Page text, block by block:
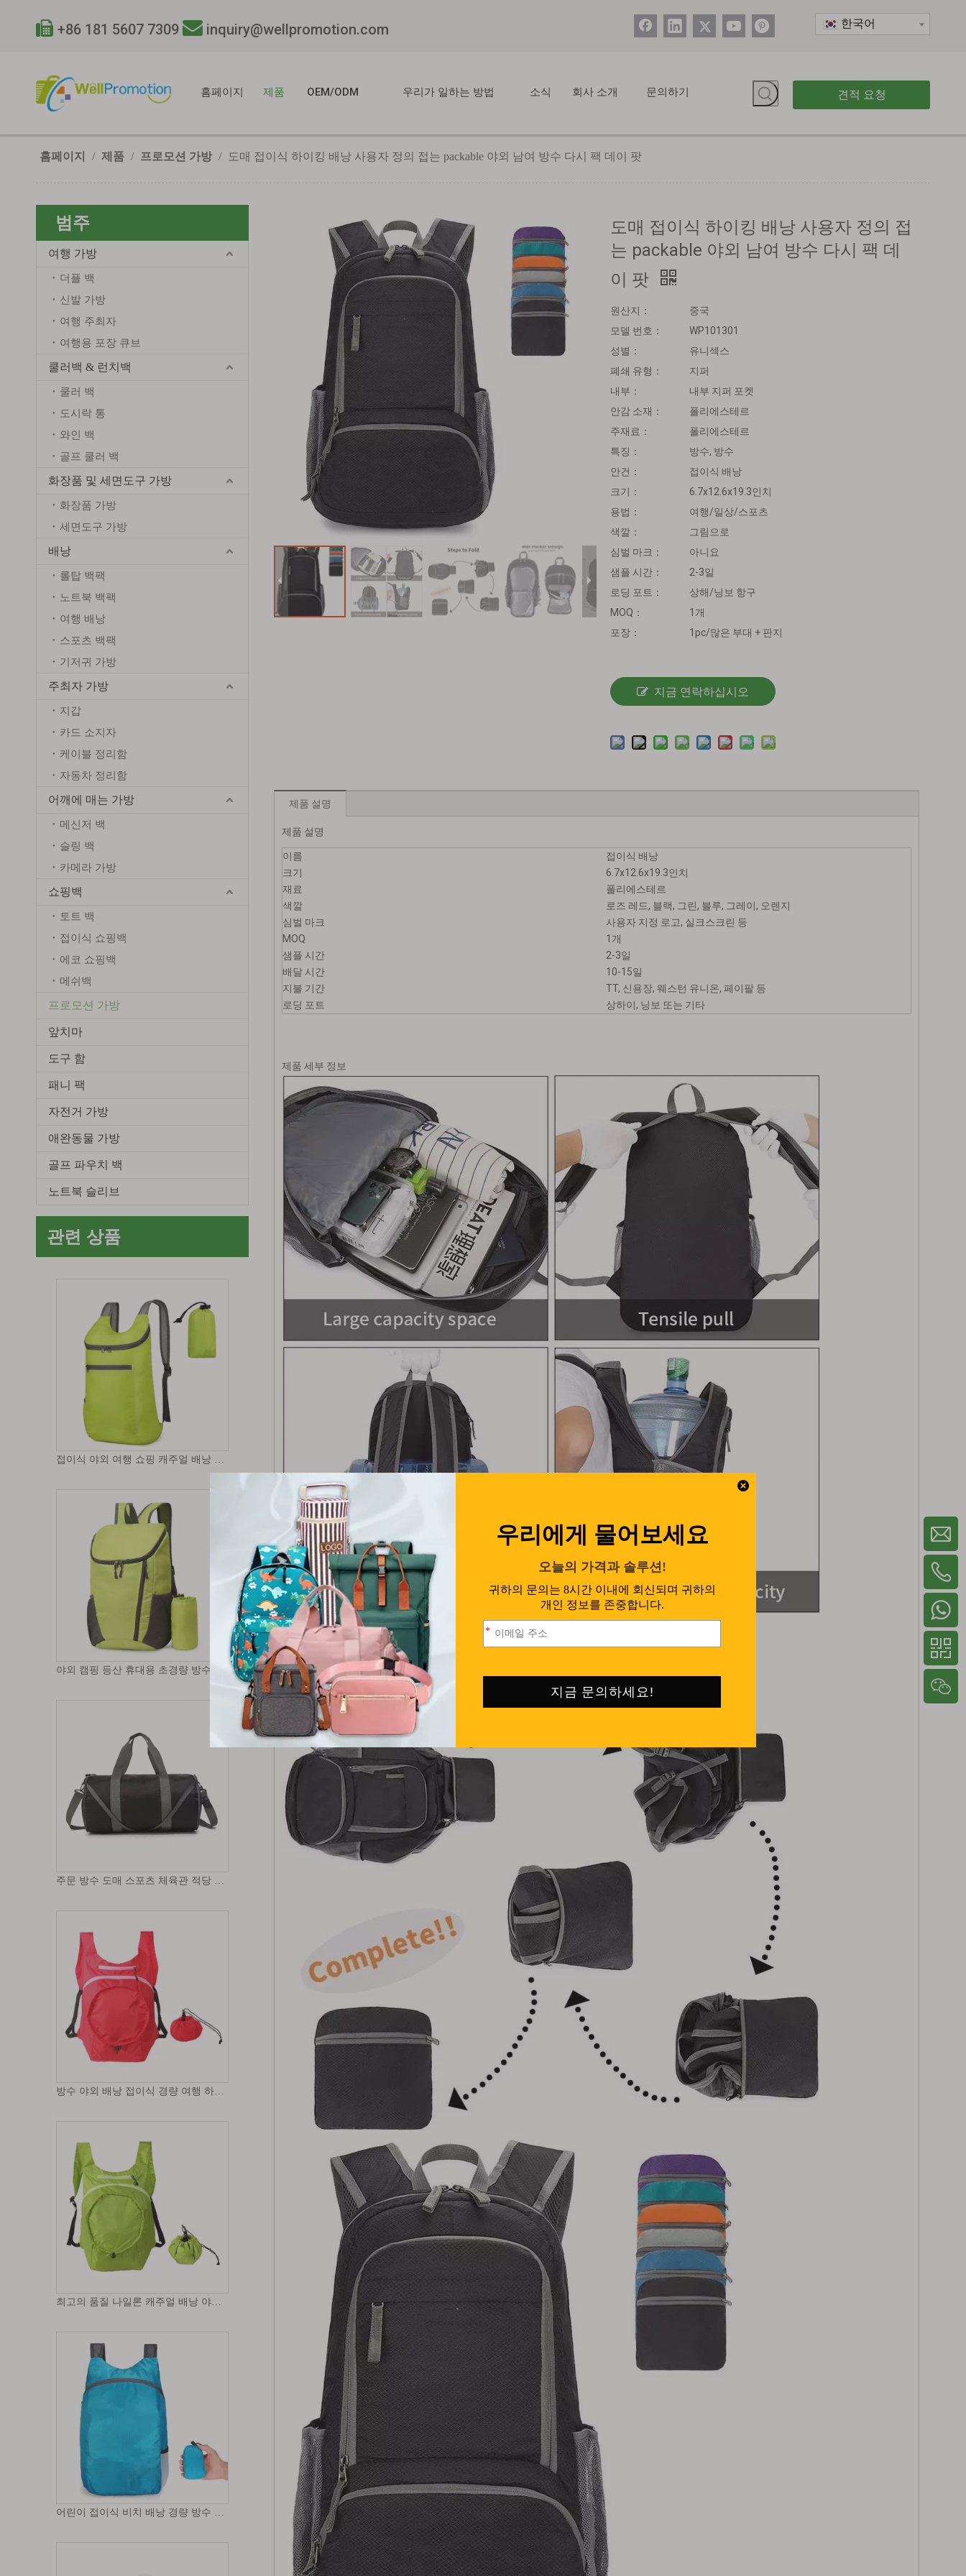
 +86 181 5607 7309  inquiry@wellpromotion.com 한국어
홈페이지 제품 OEM/ODM 우리가 일하는 방법 소식 회사 소개 문의하기 견적 요청
홈페이지 / 제품 / 프로모션 가방 / 도매 접이식 하이킹 배낭 사용자 정의 접는 packable 야외 남여 방수 다시 팩 데이 팟
범주
여행 가방
더플 백
신발 가방
여행 주최자
여행용 포장 큐브
쿨러백 & 런치백
쿨러 백
도시락 통
와인 백
골프 쿨러 백
화장품 및 세면도구 가방
화장품 가방
세면도구 가방
배낭
롤탑 백팩
노트북 백팩
여행 배낭
스포츠 백팩
기저귀 가방
주최자 가방
지갑
카드 소지자
케이블 정리함
자동차 정리함
어깨에 매는 가방
메신저 백
슬링 백
카메라 가방
쇼핑백
토트 백
접이식 쇼핑백
에코 쇼핑백
메쉬백
프로모션 가방
앞치마
도구 함
패니 팩
자전거 가방
애완동물 가방
골프 파우치 백
노트북 슬리브
관련 상품
접이식 야외 여행 쇼핑 캐주얼 배낭 가방 접이식 맞춤형 로고 스포츠 배낭 210d 가방 라이트 데이 팟
도매 접이식 하이킹 배낭 사용자 정의 접
는 packable 야외 남여 방수 다시 팩 데
이 팟
원산지：
중국
모델 번호：
WP101301
성별：
유니섹스
폐쇄 유형：
지퍼
내부：
내부 지퍼 포켓
안감 소재：
폴리에스테르
주재료：
폴리에스테르
특징：
방수, 방수
안건：
접이식 배낭
크기：
6.7x12.6x19.3인치
용법：
여행/일상/스포츠
색깔：
그림으로
심벌 마크：
아니요
샘플 시간：
2-3일
로딩 포트：
상해/닝보 항구
MOQ：
1개
포장：
1pc/많은 부대 + 판지
지금 연락하십시오
제품 설명
제품 설명
이름
접이식 배낭
크기
6.7x12.6x19.3인치
재료
폴리에스테르
색깔
로즈 레드, 블랙, 그린, 블루, 그레이, 오렌지
심벌 마크
사용자 지정 로고, 실크스크린 등
MOQ
1개
샘플 시간
2-3일
배달 시간
10-15일
지불 기간
TT, 신용장, 웨스턴 유니온, 페이팔 등
로딩 포트
상하이, 닝보 또는 기타
제품 세부 정보